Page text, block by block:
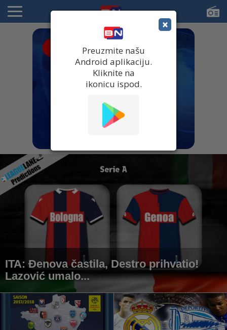
ITA: Đenova častila, Destro prihvatio!
Lazović umalo...
×
Preuzmite našu
Android aplikaciju.
Kliknite na
ikonicu ispod.